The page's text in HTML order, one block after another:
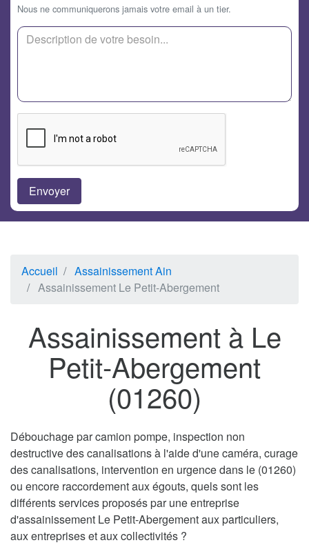
Nous ne communiquerons jamais votre email à un tier.
Accueil
Assainissement Ain
Assainissement Le Petit-Abergement
Assainissement à Le
Petit-Abergement
(01260)
Débouchage par camion pompe, inspection non
destructive des canalisations à l'aide d'une caméra, curage
des canalisations, intervention en urgence dans le (01260)
ou encore raccordement aux égouts, quels sont les
différents services proposés par une entreprise
d'assainissement Le Petit-Abergement aux particuliers,
aux entreprises et aux collectivités ?